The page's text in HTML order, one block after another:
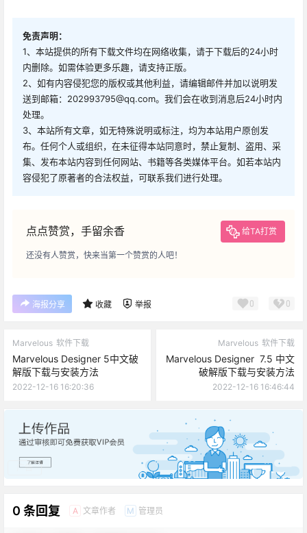
免责声明：
1、本站提供的所有下载文件均在网络收集，请于下载后的24小时
内删除。如需体验更多乐趣，请支持正版。
2、如有内容侵犯您的版权或其他利益，请编辑邮件并加以说明发
送到邮箱：202993795@qq.com。我们会在收到消息后24小时内
处理。
3、本站所有文章，如无特殊说明或标注，均为本站用户原创发
布。任何个人或组织，在未征得本站同意时，禁止复制、盗用、采
集、发布本站内容到任何网站、书籍等各类媒体平台。如若本站内
容侵犯了原著者的合法权益，可联系我们进行处理。
点点赞赏，手留余香 给TA打赏
还没有人赞赏，快来当第一个赞赏的人吧！
海报分享 收藏 举报 0 0
Marvelous 软件下载
Marvelous Designer 5中文破
解版下载与安装方法
2022-12-16 16:20:36
Marvelous 软件下载
Marvelous Designer 7.5 中文
破解版下载与安装方法
2022-12-16 16:46:44
广告
0 条回复 A 文章作者 M 管理员